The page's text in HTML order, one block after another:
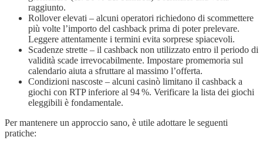
raggiunto.
Rollover elevati – alcuni operatori richiedono di scommettere
più volte l’importo del cashback prima di poter prelevare.
Leggere attentamente i termini evita sorprese spiacevoli.
Scadenze strette – il cashback non utilizzato entro il periodo di
validità scade irrevocabilmente. Impostare promemoria sul
calendario aiuta a sfruttare al massimo l’offerta.
Condizioni nascoste – alcuni casinò limitano il cashback a
giochi con RTP inferiore al 94 %. Verificare la lista dei giochi
eleggibili è fondamentale.
Per mantenere un approccio sano, è utile adottare le seguenti
pratiche: